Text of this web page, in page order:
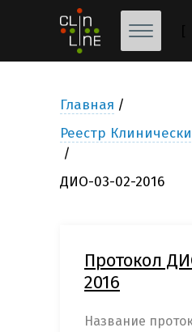
Главная
Реестр
ДИО-03-02-2016
Протокол
2016
Название